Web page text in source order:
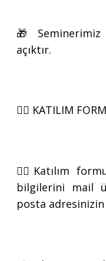
🎁 Seminerimiz
açıktır.
👉🏻 KATILIM
👉🏻Katılım
bilgilerini mail
posta